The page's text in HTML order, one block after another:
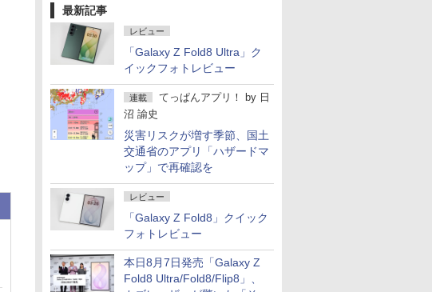
最新記事
レビュー
「Galaxy Z Fold8 Ultra」ク
イックフォトレビュー
連載 てっぱんアプリ！ by 日
沼 諭史
災害リスクが増す季節、国土
交通省のアプリ「ハザードマ
ップ」で再確認を
レビュー
「Galaxy Z Fold8」クイック
フォトレビュー
本日8月7日発売「Galaxy Z
Fold8 Ultra/Fold8/Flip8」、